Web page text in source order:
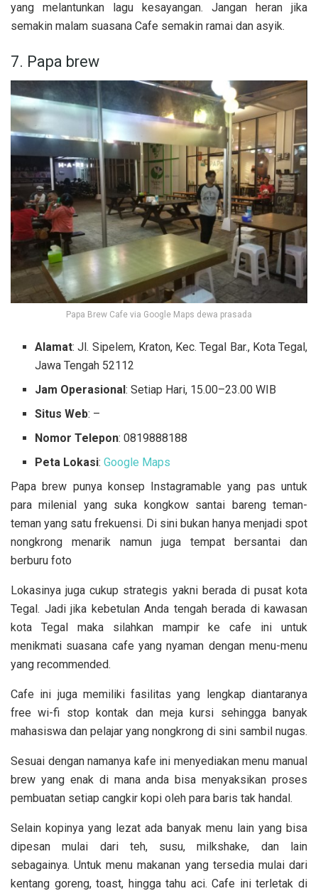
yang melantunkan lagu kesayangan. Jangan heran jika
semakin malam suasana Cafe semakin ramai dan asyik.
7. Papa brew
Papa Brew Cafe via Google Maps dewa prasada
Alamat: Jl. Sipelem, Kraton, Kec. Tegal Bar., Kota Tegal,
Jawa Tengah 52112
Jam Operasional: Setiap Hari, 15.00–23.00 WIB
Situs Web: –
Nomor Telepon: 0819888188
Peta Lokasi:Google Maps
Papa brew punya konsep Instagramable yang pas untuk
para milenial yang suka kongkow santai bareng teman-
teman yang satu frekuensi. Di sini bukan hanya menjadi spot
nongkrong menarik namun juga tempat bersantai dan
berburu foto
Lokasinya juga cukup strategis yakni berada di pusat kota
Tegal. Jadi jika kebetulan Anda tengah berada di kawasan
kota Tegal maka silahkan mampir ke cafe ini untuk
menikmati suasana cafe yang nyaman dengan menu-menu
yang recommended.
Cafe ini juga memiliki fasilitas yang lengkap diantaranya
free wi-fi stop kontak dan meja kursi sehingga banyak
mahasiswa dan pelajar yang nongkrong di sini sambil nugas.
Sesuai dengan namanya kafe ini menyediakan menu manual
brew yang enak di mana anda bisa menyaksikan proses
pembuatan setiap cangkir kopi oleh para baris tak handal.
Selain kopinya yang lezat ada banyak menu lain yang bisa
dipesan mulai dari teh, susu, milkshake, dan lain
sebagainya. Untuk menu makanan yang tersedia mulai dari
kentang goreng, toast, hingga tahu aci. Cafe ini terletak di